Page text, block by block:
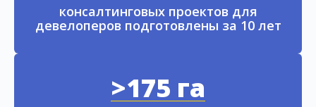
консалтинговых проектов для
девелоперов подготовлены за 10 лет
>175 га